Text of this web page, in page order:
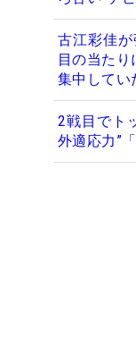
古江彩佳
目の当たり
集中してい
2戦目でト
外適応力”